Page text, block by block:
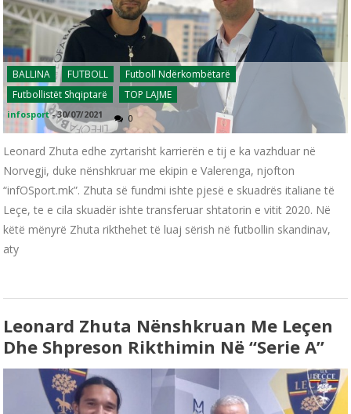
BALLINA FUTBOLL
Futboll Ndërkombëtarë
Futbollistët Shqiptarë
TOP LAJME
infosport -30/07/2021 0
Leonard Zhuta edhe zyrtarisht karrierën e tij e ka vazhduar në
Norvegji, duke nënshkruar me ekipin e Valerenga, njofton
“infOSport.mk”. Zhuta së fundmi ishte pjesë e skuadrës italiane të
Leçe, te e cila skuadër ishte transferuar shtatorin e vitit 2020. Në
këtë mënyrë Zhuta rikthehet të luaj sërish në futbollin skandinav,
aty
Leonard Zhuta Nënshkruan Me Leçen
Dhe Shpreson Rikthimin Në “Serie A”